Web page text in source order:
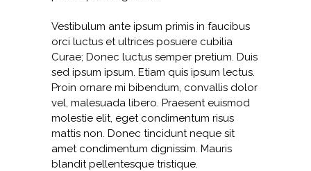
Vestibulum ante ipsum primis in faucibus
orci luctus et ultrices posuere cubilia
Curae; Donec luctus semper pretium. Duis
sed ipsum ipsum. Etiam quis ipsum lectus.
Proin ornare mi bibendum, convallis dolor
vel, malesuada libero. Praesent euismod
molestie elit, eget condimentum risus
mattis non. Donec tincidunt neque sit
amet condimentum dignissim. Mauris
blandit pellentesque tristique.